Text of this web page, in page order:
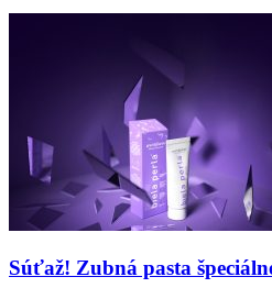
Súťaž! Zubná pasta